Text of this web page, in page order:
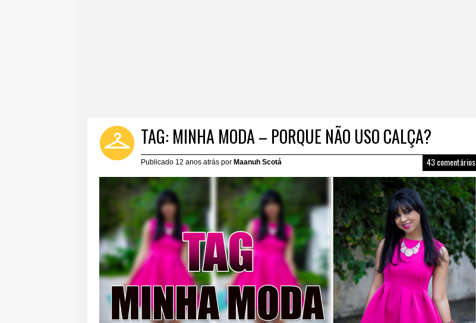
TAG: MINHA MODA – PORQUE NÃO USO CALÇA?
Publicado 12 anos atrás por Maanuh Scotá 43 comentários